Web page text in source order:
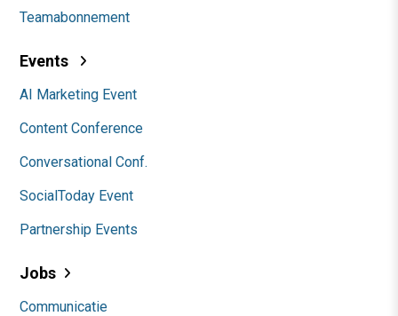
Teamabonnement
Events
AI Marketing Event
Content Conference
Conversational Conf.
SocialToday Event
Partnership Events
Jobs
Communicatie